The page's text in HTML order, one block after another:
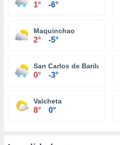
1° -6°
Maquinchao
2° -5°
San Carlos de Bariloche
0° -3°
Valcheta
8° 0°